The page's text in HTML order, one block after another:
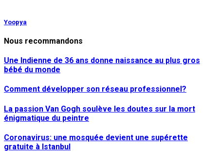
Yoopya
Nous recommandons
Une Indienne de 36 ans donne naissance au plus gros
bébé du monde
Comment développer son réseau professionnel?
La passion Van Gogh soulève les doutes sur la mort
énigmatique du peintre
Coronavirus: une mosquée devient une supérette
gratuite à Istanbul